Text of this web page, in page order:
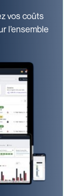
vos coûts
l’ensemble